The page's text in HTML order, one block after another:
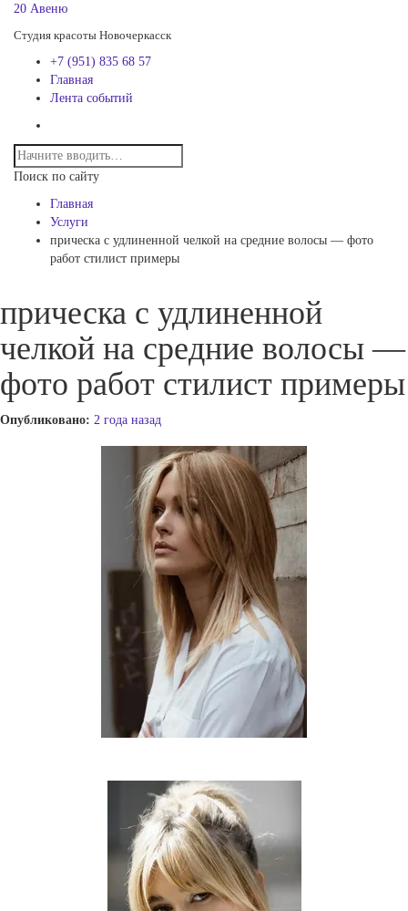
20 Авеню
Студия красоты Новочеркасск
+7 (951) 835 68 57
Главная
Лента событий
Поиск по сайту
Главная
Услуги
прическа с удлиненной челкой на средние волосы — фото
работ стилист примеры
прическа с удлиненной
челкой на средние волосы —
фото работ стилист примеры
Опубликовано: 2 года назад